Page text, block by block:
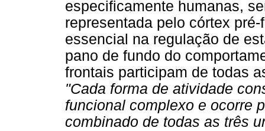
especificamente humanas,
representada pelo córtex
essencial na regulação de
pano de fundo do
frontais participam de todas
"Cada forma de atividade
funcional complexo e ocorre
combinado de todas as três